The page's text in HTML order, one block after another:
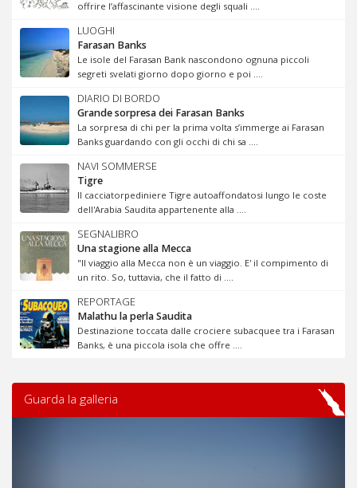
offrire l’affascinante visione degli squali ....
LUOGHI
Farasan Banks
Le isole del Farasan Bank nascondono ognuna piccoli
segreti svelati giorno dopo giorno e poi ....
DIARIO DI BORDO
Grande sorpresa dei Farasan Banks
La sorpresa di chi per la prima volta s’immerge ai Farasan
Banks guardando con gli occhi di chi sa ....
NAVI SOMMERSE
Tigre
Il cacciatorpediniere Tigre autoaffondatosi lungo le coste
dell'Arabia Saudita appartenente alla ....
SEGNALIBRO
Una stagione alla Mecca
"Il viaggio alla Mecca non è un viaggio. E' il compimento di
un rito. So, tuttavia, che il fatto di ....
REPORTAGE
Malathu la perla Saudita
Destinazione toccata dalle crociere subacquee tra i Farasan
Banks, è una piccola isola che offre ....
Guarda la galleria